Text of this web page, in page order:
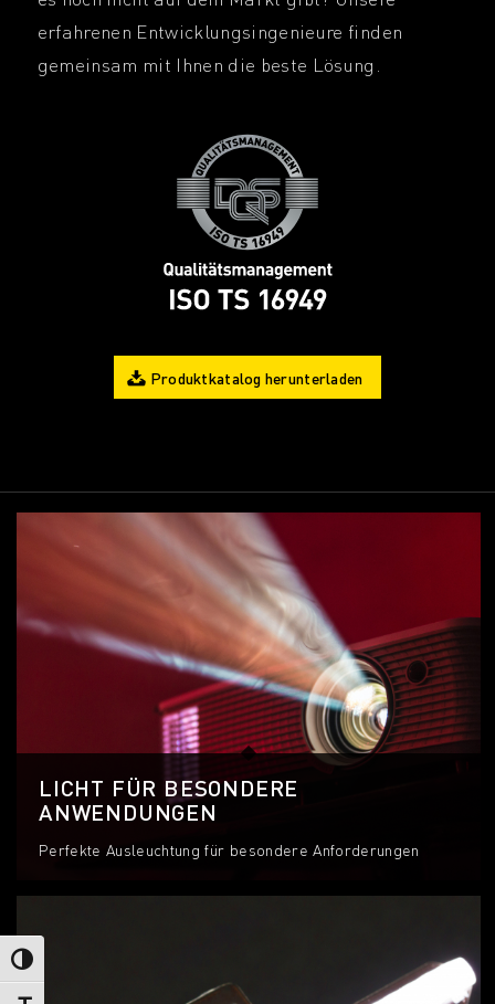
Umschalten auf hohe Kontraste
erfahrenen Entwicklungsingenieure finden
gemeinsam mit Ihnen die beste Lösung.
Produktkatalog herunterladen
LICHT FÜR BESONDERE
ANWENDUNGEN
Perfekte Ausleuchtung für besondere Anforderungen